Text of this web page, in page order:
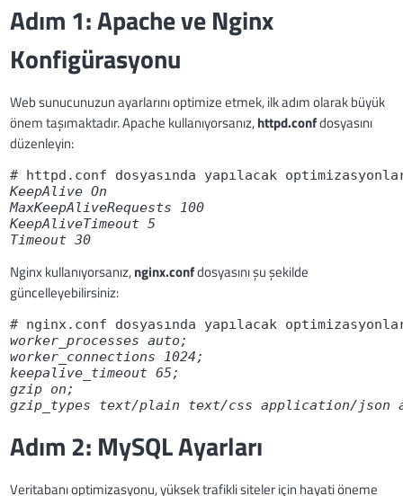
Adım 1: Apache ve Nginx
Konfigürasyonu
Web sunucunuzun ayarlarını optimize etmek, ilk adım olarak büyük
önem taşımaktadır. Apache kullanıyorsanız,httpd.confdosyasını
düzenleyin:
KeepAlive On
MaxKeepAliveRequests 100
KeepAliveTimeout 5
Timeout 30
Nginx kullanıyorsanız,nginx.confdosyasını şu şekilde
güncelleyebilirsiniz:
worker_processes auto;
worker_connections 1024;
keepalive_timeout 65;
gzip on;
gzip_types text/plain text/css application/
Adım 2: MySQL Ayarları
Veritabanı optimizasyonu, yüksek trafikli siteler için hayati öneme